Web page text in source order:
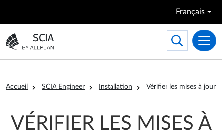
Français
Aller à la page d'accueil
Toggle
Search
Fil d'Ariane
Accueil SCIA Engineer Installation Vérifier les mises à jour
VÉRIFIER LES MISES À